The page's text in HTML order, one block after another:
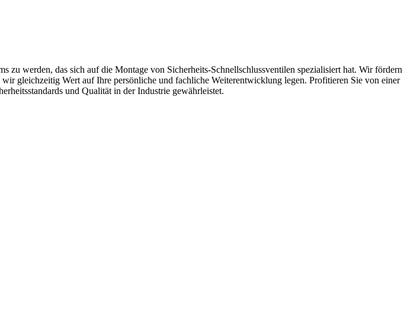
werden, das sich auf die Montage von Sicherheits-Schnellschlussventilen spezialisiert hat. Wir fördern
gleichzeitig Wert auf Ihre persönliche und fachliche Weiterentwicklung legen. Profitieren Sie von einer
und Qualität in der Industrie gewährleistet.